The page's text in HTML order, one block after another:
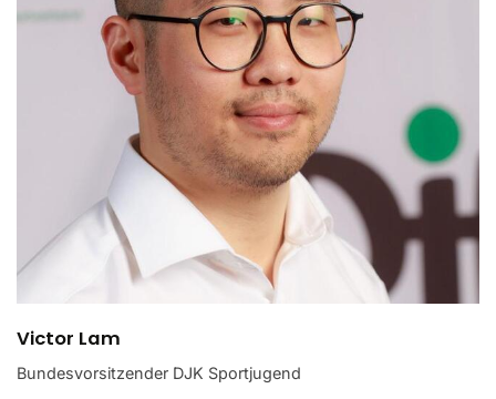
Victor Lam
Bundesvorsitzender DJK Sportjugend